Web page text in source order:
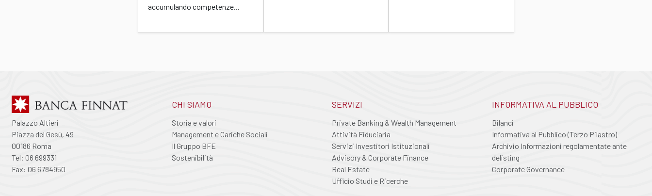
accumulando competenze...
Palazzo Altieri
Piazza del Gesù, 49
00186 Roma
Tel: 06 699331
Fax: 06 6784950
CHI SIAMO
Storia e valori
Management e Cariche Sociali
Il Gruppo BFE
Sostenibilità
SERVIZI
Private Banking & Wealth Management
Attività Fiduciaria
Servizi Investitori Istituzionali
Advisory & Corporate Finance
Real Estate
Ufficio Studi e Ricerche
INFORMATIVA AL PUBBLICO
Bilanci
Informativa al Pubblico (Terzo Pilastro)
Archivio Informazioni regolamentate ante
delisting
Corporate Governance